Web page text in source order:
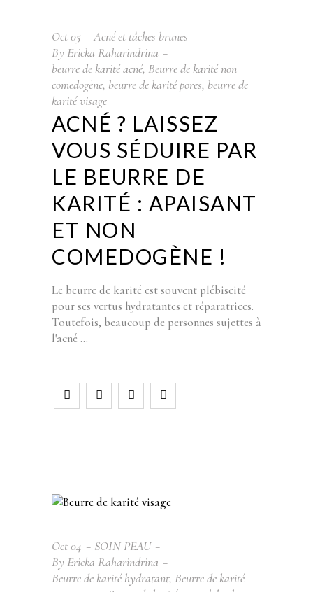
Oct05
Acné et tâches brunes
By Ericka Raharindrina
beurre de karité acné, Beurre de karité non
comedogène, beurre de karité pores, beurre de
karité visage
ACNÉ ? LAISSEZ
VOUS SÉDUIRE PAR
LE BEURRE DE
KARITÉ : APAISANT
ET NON
COMEDOGÈNE !
Le beurre de karité est souvent plébiscité
pour ses vertus hydratantes et réparatrices.
Toutefois, beaucoup de personnes sujettes à
l'acné
Oct04
SOIN PEAU
By Ericka Raharindrina
Beurre de karité hydratant, Beurre de karité